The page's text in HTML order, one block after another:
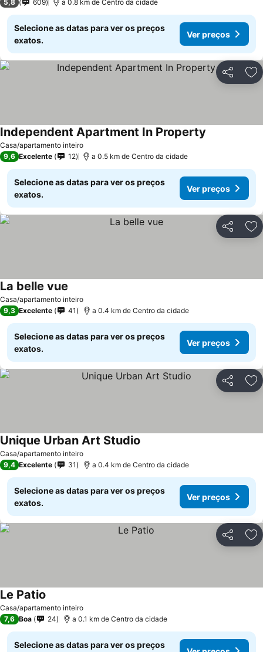
5,8 609 a 0.8 km de Centro da cidade
Selecione as datas para ver os preços
exatos.
Ver preços
Partilhar
Casa/apartamento inteiro
Independent Apartment In Property
9,6 Excelente 12 a 0.5 km de Centro da cidade
Selecione as datas para ver os preços
exatos.
Ver preços
Partilhar
Casa/apartamento inteiro
La belle vue
9,3 Excelente 41 a 0.4 km de Centro da cidade
Selecione as datas para ver os preços
exatos.
Ver preços
Partilhar
Casa/apartamento inteiro
Unique Urban Art Studio
9,4 Excelente 31 a 0.4 km de Centro da cidade
Selecione as datas para ver os preços
exatos.
Ver preços
Partilhar
Casa/apartamento inteiro
Le Patio
7,6 Boa 24 a 0.1 km de Centro da cidade
Selecione as datas para ver os preços